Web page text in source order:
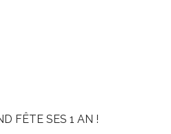
FÊTE SES 1 AN !